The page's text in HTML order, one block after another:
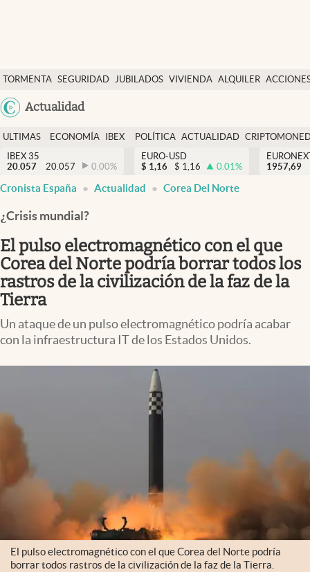
TORMENTA SEGURIDAD JUBILADOS VIVIENDA ALQUILER
USA
Actualidad
Economía y finanzas
Política
Actualidad
Criptomonedas
España
ULTIMAS
NOTICIAS
ECONOMÍA
FINANZAS
IBEX
EURO
POLÍTICA ACTUALIDAD
IBEX 35
20.057
20.057 0.00%
EURO-USD
$ 1,16 $ 1,16 0.01%
1957,69
Cronista España Actualidad Corea Del Norte
¿Crisis mundial?
El pulso electromagnético con el que
Corea del Norte podría borrar todos los
rastros de la civilización de la faz de la
Tierra
Un ataque de un pulso electromagnético podría acabar
con la infraestructura IT de los Estados Unidos.
El pulso electromagnético con el que Corea del Norte podría
borrar todos rastros de la civilización de la faz de la Tierra.